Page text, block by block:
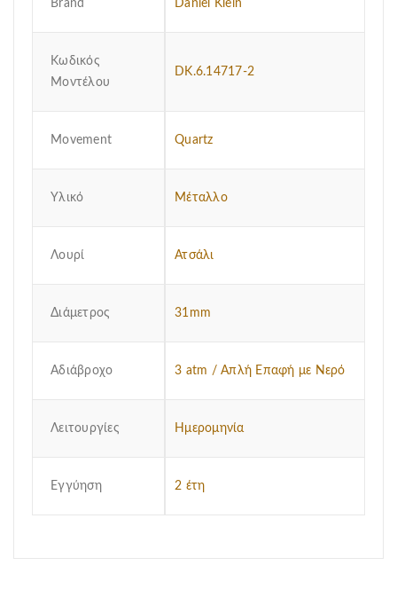
Brand Daniel Klein
Κωδικός
Μοντέλου
DK.6.14717-2
Μovement Quartz
Υλικό Μέταλλο
Λουρί Ατσάλι
Διάμετρος 31mm
Αδιάβροχο 3 atm / Απλή Επαφή με Νερό
Λειτουργίες Ημερομηνία
Εγγύηση 2 έτη